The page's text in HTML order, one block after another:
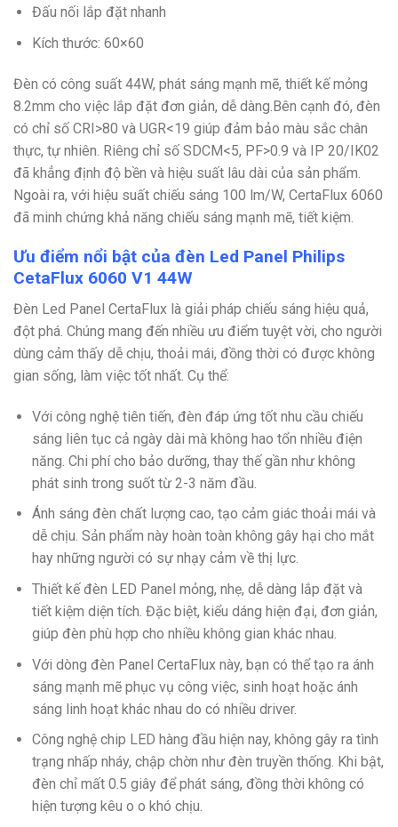
Đấu nối lắp đặt nhanh
Kích thước: 60×60
Đèn có công suất 44W, phát sáng mạnh mẽ, thiết kế mỏng
8.2mm cho việc lắp đặt đơn giản, dễ dàng.Bên cạnh đó, đèn
có chỉ số CRI>80 và UGR<19 giúp đảm bảo màu sắc chân
thực, tự nhiên. Riêng chỉ số SDCM<5, PF>0.9 và IP 20/IK02
đã khẳng định độ bền và hiệu suất lâu dài của sản phẩm.
Ngoài ra, với hiệu suất chiếu sáng 100 lm/W, CertaFlux 6060
đã minh chứng khả năng chiếu sáng mạnh mẽ, tiết kiệm.
Ưu điểm nổi bật của đèn Led Panel Philips
CetaFlux 6060 V1 44W
Đèn Led Panel CertaFlux là giải pháp chiếu sáng hiệu quả,
đột phá. Chúng mang đến nhiều ưu điểm tuyệt vời, cho người
dùng cảm thấy dễ chịu, thoải mái, đồng thời có được không
gian sống, làm việc tốt nhất. Cụ thể:
Với công nghệ tiên tiến, đèn đáp ứng tốt nhu cầu chiếu
sáng liên tục cả ngày dài mà không hao tổn nhiều điện
năng. Chi phí cho bảo dưỡng, thay thế gần như không
phát sinh trong suốt từ 2-3 năm đầu.
Ánh sáng đèn chất lượng cao, tạo cảm giác thoải mái và
dễ chịu. Sản phẩm này hoàn toàn không gây hại cho mắt
hay những người có sự nhạy cảm về thị lực.
Thiết kế đèn LED Panel mỏng, nhẹ, dễ dàng lắp đặt và
tiết kiệm diện tích. Đặc biệt, kiểu dáng hiện đại, đơn giản,
giúp đèn phù hợp cho nhiều không gian khác nhau.
Với dòng đèn Panel CertaFlux này, bạn có thể tạo ra ánh
sáng mạnh mẽ phục vụ công việc, sinh hoạt hoặc ánh
sáng linh hoạt khác nhau do có nhiều driver.
Công nghệ chip LED hàng đầu hiện nay, không gây ra tình
trạng nhấp nháy, chập chờn như đèn truyền thống. Khi bật,
đèn chỉ mất 0.5 giây để phát sáng, đồng thời không có
hiện tượng kêu o o khó chịu.